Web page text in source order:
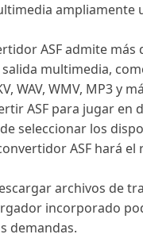
ampliamente
ASF admite más
multimedia,
WAV, WMV, MP3 y
ASF para jugar en
seleccionar los
ASF hará el
archivos de
incorporado
demandas.